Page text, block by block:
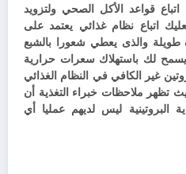
قواعد الأكل الصحي ولتزويد
اتباع نظام غذائي يعتمد على
طويلة والذى يعطي شعورا بالشبع
لك باستهلاك سعرات حرارية
غير الكافي في النظام الغذائي
تظهر ملاحظات خبراء التغذية أن
البروتينية ليس لديهم عمليا أي